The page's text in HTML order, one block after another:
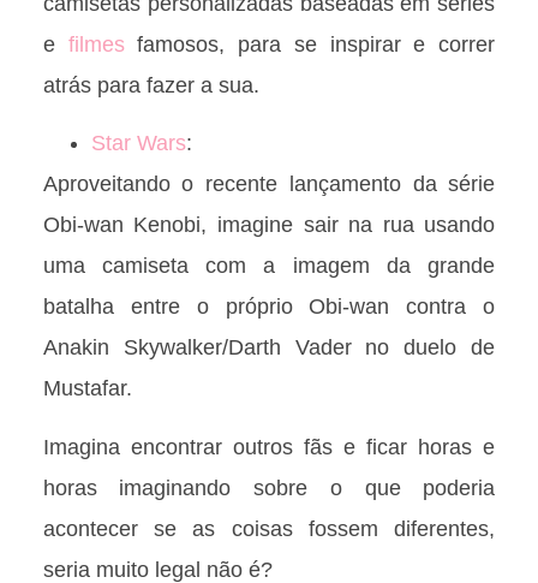
e filmesfamosos, para se inspirar e correr
atrás para fazer a sua.
Star Wars:
Aproveitando o recente lançamento da série
Obi-wan Kenobi, imagine sair na rua usando
uma camiseta com a imagem da grande
batalha entre o próprio Obi-wan contra o
Anakin Skywalker/Darth Vader no duelo de
Mustafar.
Imagina encontrar outros fãs e ficar horas e
horas imaginando sobre o que poderia
acontecer se as coisas fossem diferentes,
seria muito legal não é?